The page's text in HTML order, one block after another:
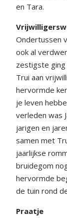
en Tara.
Ondertussen
ook al
zestigste ging
Trui aan
hervormde
je leven
verleden was
jarigen en
samen met
jaarlijkse
bruidegom
hervormde
de tuin rond
Praatje